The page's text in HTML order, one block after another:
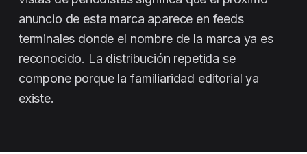
anuncio de esta marca aparece en feeds
terminales donde el nombre de la marca ya es
reconocido. La distribución repetida se
compone porque la familiaridad editorial ya
existe.